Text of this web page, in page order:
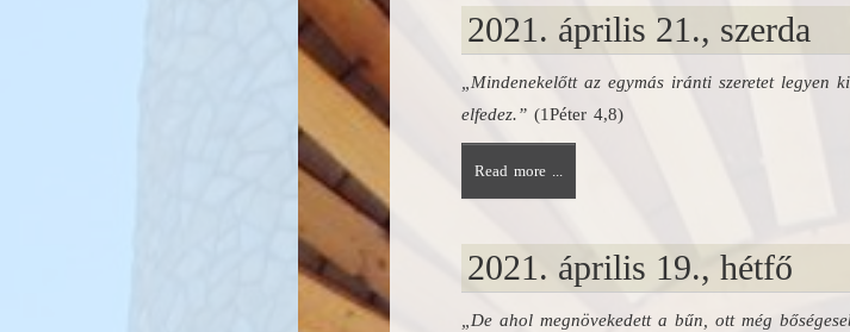
2021. április 21., szerda
„Mindenekelőtt az egymás iránti szeretet legyen
elfedez.”(1Péter 4,8)
Read more ...
2021. április 19., hétfő
„De ahol megnövekedett a bűn, ott még